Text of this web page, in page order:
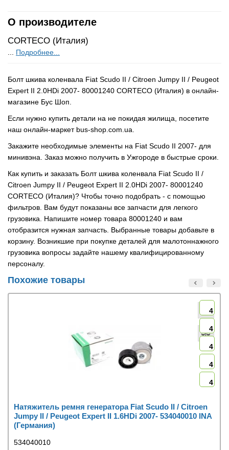
О производителе
CORTECO (Италия)
Подробнее...
Болт шкива коленвала Fiat Scudo II / Citroen Jumpy II / Peugeot
Expert II 2.0HDi 2007- 80001240 CORTECO (Италия) в онлайн-
магазине Бус Шоп.
Если нужно купить детали на не покидая жилища, посетите
наш онлайн-маркет bus-shop.com.ua.
Закажите необходимые элементы на Fiat Scudo II 2007- для
минивэна. Заказ можно получить в Ужгороде в быстрые сроки.
Как купить и заказать Болт шкива коленвала Fiat Scudo II /
Citroen Jumpy II / Peugeot Expert II 2.0HDi 2007- 80001240
CORTECO (Италия)? Чтобы точно подобрать - с помощью
фильтров. Вам будут показаны все запчасти для легкого
грузовика. Напишите номер товара 80001240 и вам
отобразится нужная запчасть. Выбранные товары добавьте в
корзину. Возникшие при покупке деталей для малотоннажного
грузовика вопросы задайте нашему квалифицированному
персоналу.
Похожие товары
4
4
4
4
4
Натяжитель ремня генератора Fiat Scudo II / Citroen
Jumpy II / Peugeot Expert II 1.6HDi 2007- 534040010 INA
(Германия)
534040010